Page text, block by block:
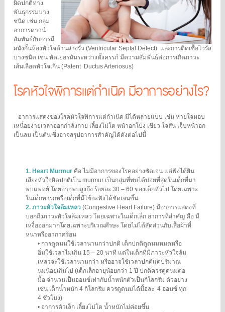
ผิดปกติทาง
พันธุกรรมบาง
ชนิด เช่น กลุ่ม
อาการดาวน์
สัมพันธ์กับการมี
ผนังกั้นห้องหัวใจด้านล่างรั่ว (Ventricular Septal Defect) และการติดเชื้อไวรัส
บางชนิด เช่น หัดเยอรมันระหว่างตั้งครรภ์ มีความสัมพันธ์ต่อการเกิดภาวะ
เส้นเลือดหัวใจเกิน (Patent Ductus Arteriosus)
โรคหัวใจพิการแต่กำเนิด มีอาการอย่างไร?
อาการแสดงของโรคหัวใจพิการแต่กำเนิด มีได้หลายแบบ เช่น หายใจหอบ
เหนื่อยง่ายเวลาออกกำลังกาย เลี้ยงไม่โต หน้าอกโป่ง เขียว ใจสั่น เจ็บหน้าอก
เป็นลม เป็นต้น ซึ่งอาจสรุปอาการสำคัญได้ดังต่อไปนี้
1. Heart Murmur คือ ไม่มีอาการของโรคอย่างชัดเจน แต่ฟังได้ยิน
เสียงหัวใจผิดปกติเป็น murmur เป็นกลุ่มที่พบได้บ่อยที่สุดในเด็กที่มา
พบแพทย์ โดยอาจพบสูงถึง ร้อยละ 30 – 60 ของเด็กทั่วไป โดยเฉพาะ
ในเด็กทารกหรือเด็กที่มีไข้จะฟังได้ชัดเจนขึ้น
2. ภาวะหัวใจล้มเหลว (Congestive Heart Failure) มีอาการแสดงที่
บอกถึงภาวะหัวใจล้มเหลว โดยเฉพาะในเด็กเล็ก อาการที่สำคัญ คือ มี
เหงื่อออกมากโดยเฉพาะบริเวณศีรษะ โดยไม่ได้สัดส่วนกับเสื้อผ้าที่
หนาหรืออากาศร้อน
• การดูดนมใช้เวลานานกว่าปกติ เด็กปกติดูดนมหมดหรือ
อิ่มใช้เวลาไม่เกิน 15 – 20 นาที แต่ในเด็กที่มีภาวะหัวใจล้ม
เหลวจะใช้เวลานานกว่า หรืออาจใช้เวลาปกติแต่ปริมาณ
นมน้อยเกินไป (เด็กเล็กอายุน้อยกว่า 1 ปี ปกติควรดูดนมต่อ
มื้อ จำนวนเป็นออนซ์เท่ากับน้ำหนักตัวเป็นกิโลกรัม ตัวอย่าง
เช่น เด็กน้ำหนัก 4 กิโลกรัม ควรดูดนมได้มื้อละ 4 ออนซ์ ทุก
4 ชั่วโมง)
• อาการตัวเล็ก เลี้ยงไม่โต น้ำหนักไม่ค่อยขึ้น